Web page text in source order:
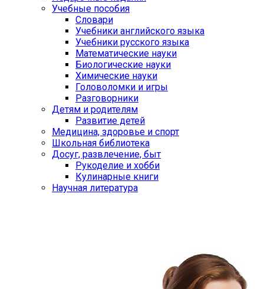
Учебные пособия
Словари
Учебники английского языка
Учебники русского языка
Математические науки
Биологические науки
Химические науки
Головоломки и игры
Разговорники
Детям и родителям
Развитие детей
Медицина, здоровье и спорт
Школьная библиотека
Досуг, развлечение, быт
Рукоделие и хобби
Кулинарные книги
Научная литература